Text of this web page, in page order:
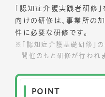
「認知症介護実践者研修
向けの研修は、事業所の
件に必要な研修です。
「認知症介護基礎研修」
開催のもと研修が行われま
POINT